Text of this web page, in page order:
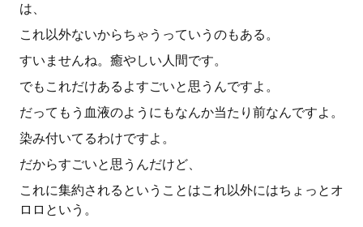
は、
これ以外ないからちゃうっていうのもある。
すいませんね。癒やしい人間です。
でもこれだけあるよすごいと思うんですよ。
だってもう血液のようにもなんか当たり前なんですよ。
染み付いてるわけですよ。
だからすごいと思うんだけど、
これに集約されるということはこれ以外にはちょっとオ
ロロという。